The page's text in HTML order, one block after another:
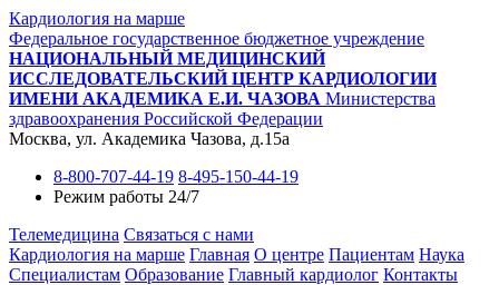
Кардиология на марше
Федеральное государственное бюджетное учреждение
НАЦИОНАЛЬНЫЙ МЕДИЦИНСКИЙ
ИССЛЕДОВАТЕЛЬСКИЙ ЦЕНТР КАРДИОЛОГИИ
ИМЕНИ АКАДЕМИКА Е.И. ЧАЗОВА Министерства
здравоохранения Российской Федерации
Москва, ул. Академика Чазова, д.15а
8-800-707-44-19 8-495-150-44-19
Режим работы 24/7
Телемедицина Связаться с нами
Кардиология на марше Главная О центре Пациентам Наука
Специалистам Образование Главный кардиолог Контакты